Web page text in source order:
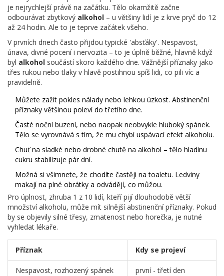
je nejrychlejší právě na začátku. Tělo okamžitě začne
odbourávat zbytkový alkohol – u většiny lidí je z krve pryč do 12
až 24 hodin. Ale to je teprve začátek všeho.
V prvních dnech často přijdou typické 'absťáky'. Nespavost,
únava, divné pocení i nervozita – to je úplně běžné, hlavně když
byl alkohol součástí skoro každého dne. Vážnější příznaky jako
třes rukou nebo tlaky v hlavě postihnou spíš lidi, co pili víc a
pravidelně.
Můžete zažít pokles nálady nebo lehkou úzkost. Abstinenční
příznaky většinou poleví do třetího dne.
Časté noční buzení, nebo naopak neobvykle hluboký spánek.
Tělo se vyrovnává s tím, že mu chybí uspávací efekt alkoholu.
Chuť na sladké nebo drobné chutě na alkohol – tělo hladinu
cukru stabilizuje pár dní.
Možná si všimnete, že chodíte častěji na toaletu. Ledviny
makají na plné obrátky a odvádějí, co můžou.
Pro úplnost, zhruba 1 z 10 lidí, kteří pijí dlouhodobě větší
množství alkoholu, může mít silnější abstinenční příznaky. Pokud
by se objevily silné třesy, zmatenost nebo horečka, je nutné
vyhledat lékaře.
Příznak Kdy se projeví
Nespavost, rozhozený spánek první - třetí den